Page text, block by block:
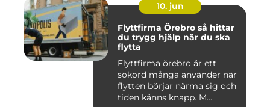
10. jun
Flyttfirma Örebro så hittar
du trygg hjälp när du ska
flytta
Flyttfirma örebro är ett
sökord många använder när
flytten börjar närma sig och
tiden känns knapp. M...